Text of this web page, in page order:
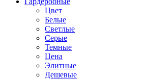
Цвет
Белые
Светлые
Серые
Темные
Цена
Элитные
Дешевые